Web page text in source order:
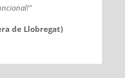
de Llobregat)